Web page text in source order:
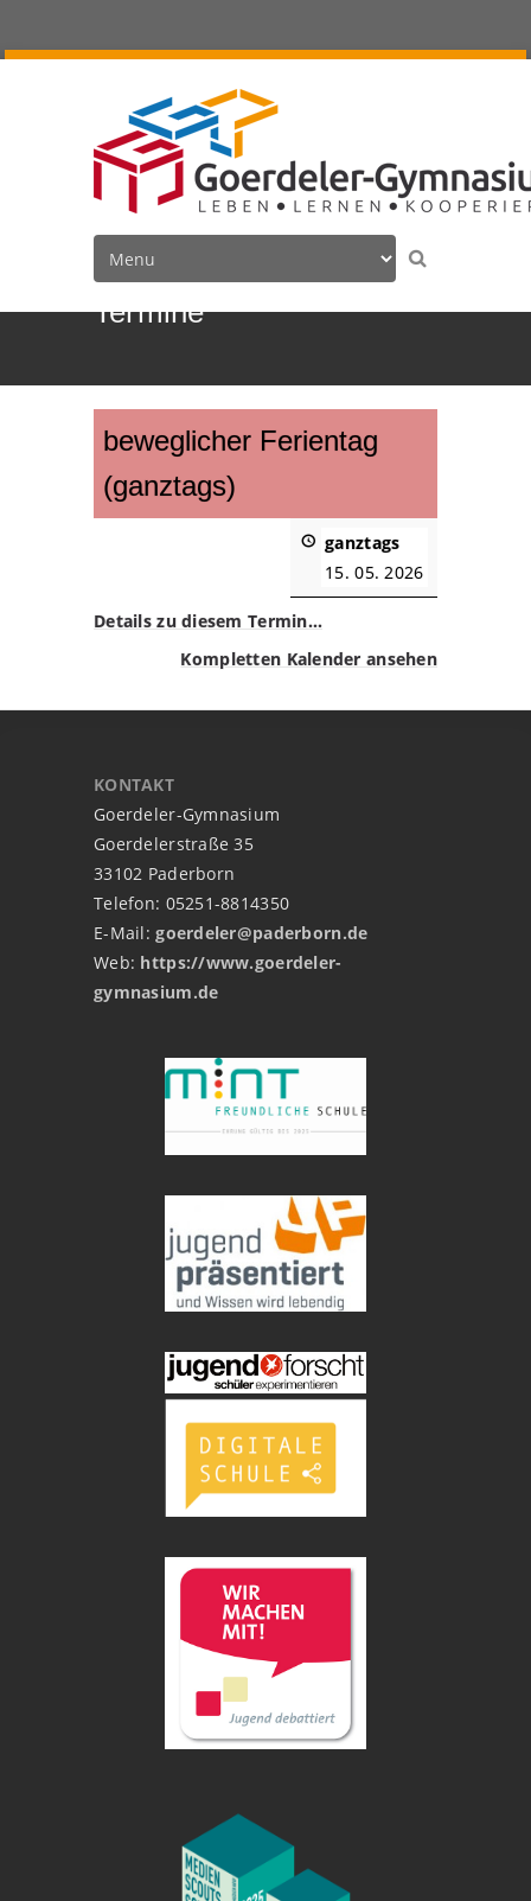
Termine
beweglicher Ferientag
(ganztags)
ganztags
15. 05. 2026
Details zu diesem Termin…
Kompletten Kalender ansehen
KONTAKT
Goerdeler-Gymnasium
Goerdelerstraße 35
33102 Paderborn
Telefon: 05251-8814350
E-Mail:goerdeler@paderborn.de
Web: https://www.goerdeler-
gymnasium.de